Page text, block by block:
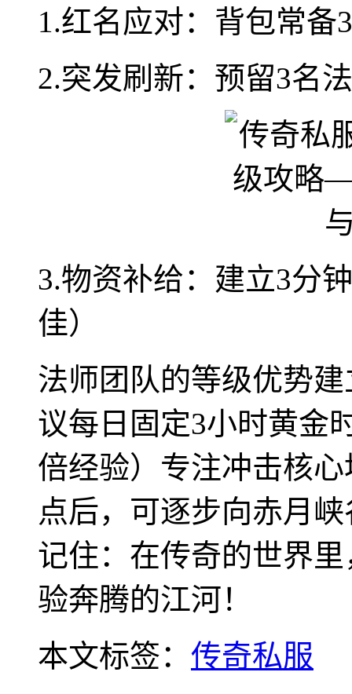
1.红名应对：背包常
2.突发刷新：预留3名
3.物资补给：建立3分
佳）
法师团队的等级优势
议每日固定3小时黄金
倍经验）专注冲击核
点后，可逐步向赤月
记住：在传奇的世界
验奔腾的江河！
本文标签： 传奇私服